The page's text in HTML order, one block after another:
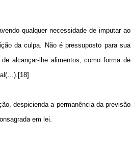
qualquer necessidade de imputar ao
da culpa. Não é pressuposto para sua
alcançar-lhe alimentos, como forma de
despicienda a permanência da previsão
em lei.